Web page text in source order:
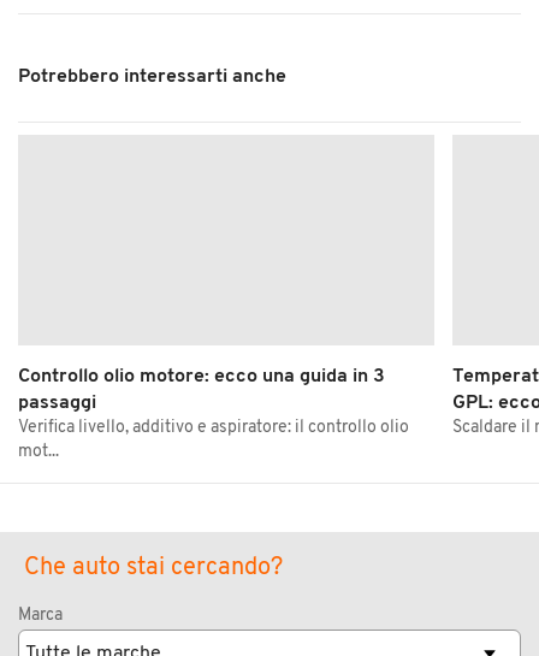
Potrebbero interessarti anche
Controllo olio motore: ecco una guida in 3
passaggi
Verifica livello, additivo e aspiratore: il controllo olio
mot...
GPL:
Scaldare il
Che auto stai cercando?
Marca